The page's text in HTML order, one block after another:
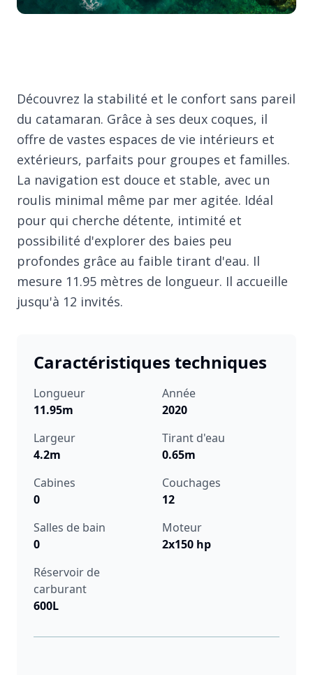
Découvrez la stabilité et le confort sans pareil
du catamaran. Grâce à ses deux coques, il
offre de vastes espaces de vie intérieurs et
extérieurs, parfaits pour groupes et familles.
La navigation est douce et stable, avec un
roulis minimal même par mer agitée. Idéal
pour qui cherche détente, intimité et
possibilité d'explorer des baies peu
profondes grâce au faible tirant d'eau. Il
mesure 11.95 mètres de longueur. Il accueille
jusqu'à 12 invités.
Caractéristiques techniques
Longueur
11.95m
Année
2020
Largeur
4.2m
Tirant d'eau
0.65m
Cabines
0
Couchages
12
Salles de bain
0
Moteur
2x150 hp
Réservoir de
carburant
600L